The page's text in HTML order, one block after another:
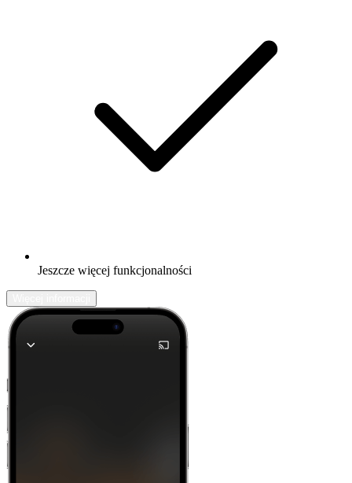
Jeszcze więcej funkcjonalności